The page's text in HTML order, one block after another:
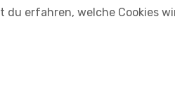
erfahren, welche Cookies